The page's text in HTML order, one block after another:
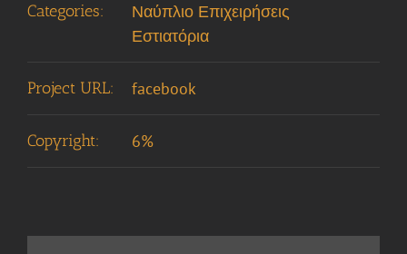
Categories:
Ναύπλιο Επιχειρήσεις
Εστιατόρια
Project URL: facebook
Copyright: 6%